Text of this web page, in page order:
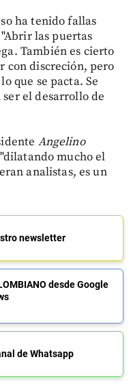
ha tenido fallas
las puertas
También es cierto
con discreción, pero
que se pacta. Se
el desarrollo de
Angelino
mucho el
analistas, es un
newsletter
desde Google
de Whatsapp